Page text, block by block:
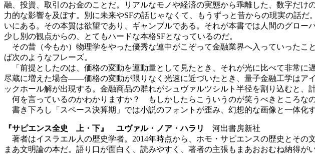
融、投資、取引のお金のことだ。リアルなモノや経済の実態から乖離した、数字だ
力的な影響を及ぼす。別に未来やSFの話じゃなくて、もうずっと昔からの現実の話
いにある。その本質は欲望であり、ギャンブルである。それが本書では人間のグロ
少し別の観点からの、とてもハードな本格SFとなっているのだ。
その昔（今もか）物理学をやった優秀な連中がこぞって金融業界へ入っていったこ
ば次のようなフレーズ。
「前提としたのは、価格の変動を運動量として見たとき、それが光に比べて非常
尽蔵に増えた場合――価格の変動が限りなく光速に近づいたとき、量子金融工学はア
ックホール解が出現する。金融商品の群れがシュヴァルツシルト半径を割り込むと、
何を言っているのかわかりますか？ もしかしたらこういうのが笑うべきところな
書き下ろし「スペース決算期」では小説のフォントが歪み、幻想的な画像と一体化
『サピエンス全史 上・下』 ユヴァル・ノア・ハラリ
河出書房新社
著者はイスラエル人の歴史学者。2014年時点から、ホモ・サピエンスの歴史とその
まあ文明論の本だ。語り口が面白く、読みやすく、著者の主張もまあおおむね納得